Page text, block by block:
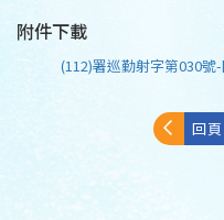
附件下載
(112)署巡勤射字第030
回